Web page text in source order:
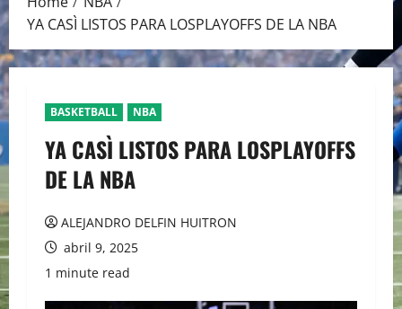
YA CASÌ LISTOS PARA LOSPLAYOFFS DE LA NBA
BASKETBALL NBA
YA CASÌ LISTOS PARA LOSPLAYOFFS
DE LA NBA
ALEJANDRO DELFIN HUITRON
abril 9, 2025
1 minute read